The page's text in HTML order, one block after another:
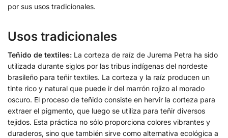
por sus usos tradicionales.
Usos tradicionales
Teñido de textiles: La corteza de raíz de Jurema Petra ha sido
utilizada durante siglos por las tribus indígenas del nordeste
brasileño para teñir textiles. La corteza y la raíz producen un
tinte rico y natural que puede ir del marrón rojizo al morado
oscuro. El proceso de teñido consiste en hervir la corteza para
extraer el pigmento, que luego se utiliza para teñir diversos
tejidos. Esta práctica no sólo proporciona colores vibrantes y
duraderos, sino que también sirve como alternativa ecológica a